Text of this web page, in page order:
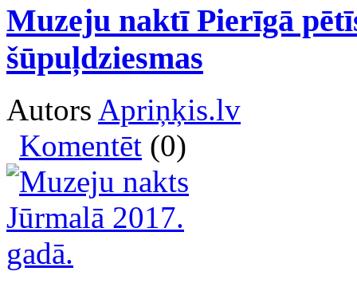
Muzeju naktī Pierīgā
šūpuļdziesmas
Autors Apriņķis.lv
Komentēt (0)